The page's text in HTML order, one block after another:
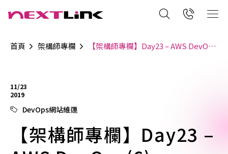
首頁 架構師專欄 【架構師專欄】Day23 – AWS DevOps(6)
11/23
2019
DevOps網站維運
【架構師專欄】Day23 –